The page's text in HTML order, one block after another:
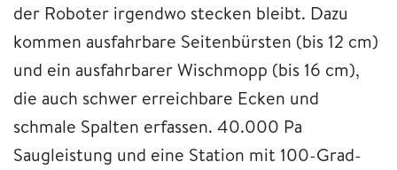
der Roboter irgendwo stecken bleibt. Dazu
kommen ausfahrbare Seitenbürsten (bis 12 cm)
und ein ausfahrbarer Wischmopp (bis 16 cm),
die auch schwer erreichbare Ecken und
schmale Spalten erfassen. 40.000 Pa
Saugleistung und eine Station mit 100-Grad-